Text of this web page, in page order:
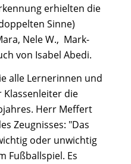
erhielten die
Sinne)
Nele W., Mark-
von Isabel Abedi.
alle Lernerinnen und
die
Herr Meffert
Zeugnisses: "Das
oder unwichtig
Fußballspiel. Es